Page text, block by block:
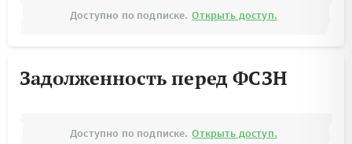
Доступно по подписке. Открыть доступ.
Задолженность перед ФСЗН
Доступно по подписке. Открыть доступ.